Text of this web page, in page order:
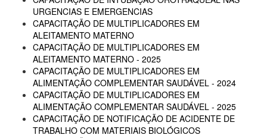
URGENCIAS E EMERGENCIAS
CAPACITAÇÃO DE MULTIPLICADORES EM
ALEITAMENTO MATERNO
CAPACITAÇÃO DE MULTIPLICADORES EM
ALEITAMENTO MATERNO - 2025
CAPACITAÇÃO DE MULTIPLICADORES EM
ALIMENTAÇÃO COMPLEMENTAR SAUDÁVEL - 2024
CAPACITAÇÃO DE MULTIPLICADORES EM
ALIMENTAÇÃO COMPLEMENTAR SAUDÁVEL - 2025
CAPACITAÇÃO DE NOTIFICAÇÃO DE ACIDENTE DE
TRABALHO COM MATERIAIS BIOLÓGICOS